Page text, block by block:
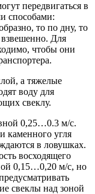
передвигаться в
способами:
то по дну, то
Для
чтобы они
а тяжелые
воду для
свеклу.
0,25…0.3 м/с.
каменного угля
в ловушках.
восходящего
0,15…0,20 м/с, но
свеклы над зоной